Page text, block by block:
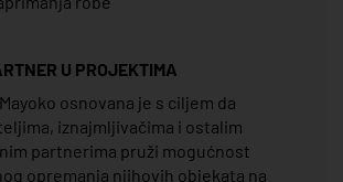
U PROJEKTIMA
osnovana je s ciljem da
iznajmljivačima i ostalim
partnerima pruži mogućnost
opremanja njihovih objekata na